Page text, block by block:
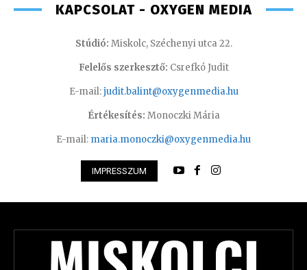
KAPCSOLAT - OXYGEN MEDIA
Stúdió: Miskolc, Széchenyi utca 22.
Felelős szerkesztő: Csrefkó Judit
E-mail:judit.balint@oxygenmedia.hu
Értékesítés: Monoczki Mária
E-mail: maria.monoczki@oxygenmedia.hu
IMPRESSZUM